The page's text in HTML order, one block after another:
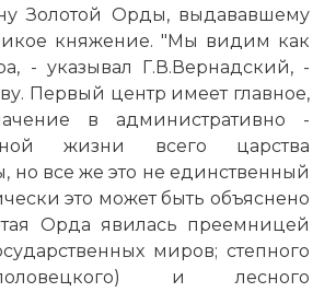
Золотой Орды, выдававшему
княжение. "Мы видим как
- указывал Г.В.Вернадский, -
Первый центр имеет главное,
в административно -
жизни всего царства
но все же это не единственный
это может быть объяснено
Орда явилась преемницей
миров; степного
и лесного